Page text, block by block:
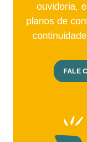
ouvidoria,
planos de
FALE